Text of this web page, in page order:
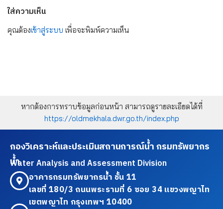
ใส่ความเห็น
คุณต้องเข้าสู่ระบบ เพื่อจะพิมพ์ความเห็น
หากต้องการทราบข้อมูลก่อนหน้า สามารถดูรายละเอียดได้ที่
https://oldmekhala.dwr.go.th/index.php
กองวิเคราะห์และประเมินสถานการณ์น้ำ กรมทรัพยากร
น้ำ
Water Analysis and Assessment Division
อาคารกรมทรัพยากรน้ำ ชั้น 11
เลขที่ 180/3 ถนนพระรามที่ 6 ซอย 34 แขวงพญาไท
เขตพญาไท กรุงเทพฯ 10400